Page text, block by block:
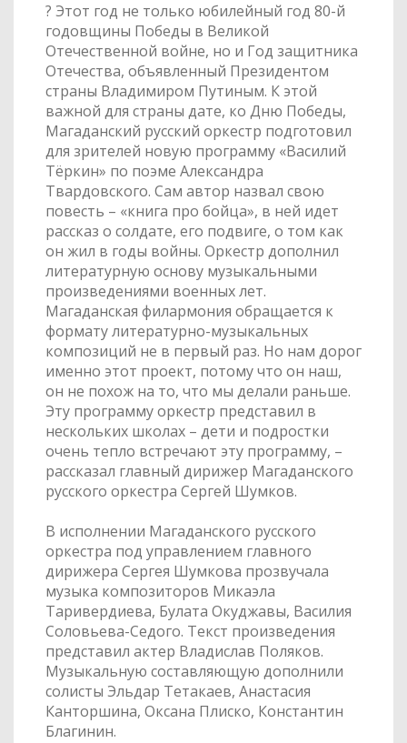
? Этот год не только юбилейный год 80-й
годовщины Победы в Великой
Отечественной войне, но и Год защитника
Отечества, объявленный Президентом
страны Владимиром Путиным. К этой
важной для страны дате, ко Дню Победы,
Магаданский русский оркестр подготовил
для зрителей новую программу «Василий
Тёркин» по поэме Александра
Твардовского. Сам автор назвал свою
повесть – «книга про бойца», в ней идет
рассказ о солдате, его подвиге, о том как
он жил в годы войны. Оркестр дополнил
литературную основу музыкальными
произведениями военных лет.
Магаданская филармония обращается к
формату литературно-музыкальных
композиций не в первый раз. Но нам дорог
именно этот проект, потому что он наш,
он не похож на то, что мы делали раньше.
Эту программу оркестр представил в
нескольких школах – дети и подростки
очень тепло встречают эту программу, –
рассказал главный дирижер Магаданского
русского оркестра Сергей Шумков.
В исполнении Магаданского русского
оркестра под управлением главного
дирижера Сергея Шумкова прозвучала
музыка композиторов Микаэла
Таривердиева, Булата Окуджавы, Василия
Соловьева-Седого. Текст произведения
представил актер Владислав Поляков.
Музыкальную составляющую дополнили
солисты Эльдар Тетакаев, Анастасия
Канторшина, Оксана Плиско, Константин
Благинин.